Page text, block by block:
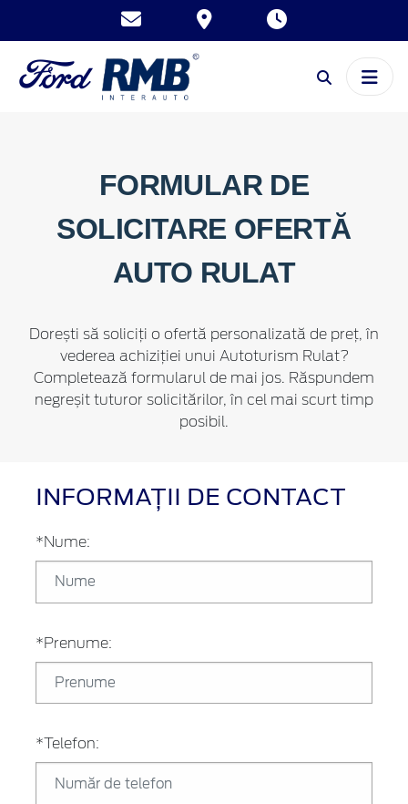
FORMULAR DE
SOLICITARE OFERTĂ
AUTO RULAT
Dorești să soliciți o ofertă personalizată de preț, în
vederea achiziției unui Autoturism Rulat?
Completează formularul de mai jos. Răspundem
negreșit tuturor solicitărilor, în cel mai scurt timp
posibil.
INFORMAȚII DE CONTACT
*Nume:
*Prenume:
*Telefon: